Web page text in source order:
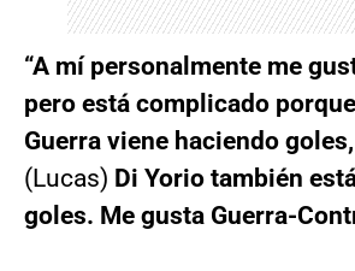
“A mí personalmente me
pero está complicado porque
Guerra viene haciendo
(Lucas) Di Yorio también
goles. Me gusta Guerra-